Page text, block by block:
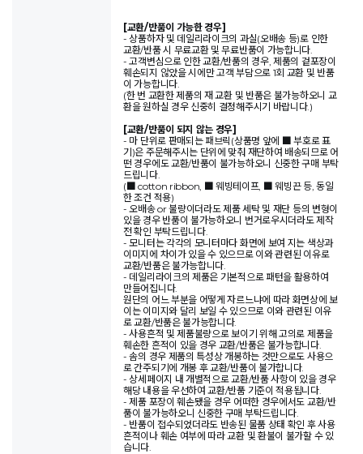
[교환/반품이 가능한 경우]
- 상품하자 및 데일리라이크의 과실(오배송 등)로 인한
교환/반품 시 무료교환 및 무료반품이 가능합니다.
- 고객변심으로 인한 교환/반품의 경우, 제품의 겉포장이
훼손되지 않았을 시에만 고객 부담으로 1회 교환 및 반품
이 가능합니다.
(한 번 교환한 제품의 재 교환 및 반품은 불가능하오니 교
환을 원하실 경우 신중히 결정해주시기 바랍니다.)
[교환/반품이 되지 않는 경우]
- 마 단위로 판매되는 패브릭(상품명 앞에 ■ 부호로 표
기)은 주문해주시는 단위에 맞춰 재단하여 배송되므로 어
떤 경우에도 교환/반품이 불가능하오니 신중한 구매 부탁
드립니다.
(■ cotton ribbon, ■ 웨빙테이프, ■ 웨빙끈 등, 동일
한 조건 적용)
- 오배송 or 불량이더라도 제품 세탁 및 재단 등의 변형이
있을 경우 반품이 불가능하오니 번거로우시더라도 제작
전 확인 부탁드립니다.
- 모니터는 각각의 모니터마다 화면에 보여 지는 색상과
이미지에 차이가 있을 수 있으므로 이와 관련된 이유로
교환/반품은 불가능합니다.
- 데일리라이크의 제품은 기본적으로 패턴을 활용하여
만들어집니다.
원단의 어느 부분을 어떻게 자르느냐에 따라 화면상에 보
이는 이미지와 달리 보일 수 있으므로 이와 관련된 이유
로 교환/반품은 불가능합니다.
- 사용흔적 및 제품불량으로 보이기 위해 고의로 제품을
훼손한 흔적이 있을 경우 교환/반품은 불가능합니다.
- 솜의 경우 제품의 특성상 개봉하는 것만으로도 사용으
로 간주되기에 개봉 후 교환/반품이 불가합니다.
- 상세페이지 내 개별적으로 교환/반품 사항이 있을 경우
해당 내용을 우선하여 교환/반품 기준이 적용됩니다.
- 제품 포장이 훼손됐을 경우 어떠한 경우에서도 교환/반
품이 불가능하오니 신중한 구매 부탁드립니다.
- 반품이 접수되었더라도 반송된 물품 상태 확인 후 사용
흔적이나 훼손 여부에 따라 교환 및 환불이 불가할 수 있
습니다.